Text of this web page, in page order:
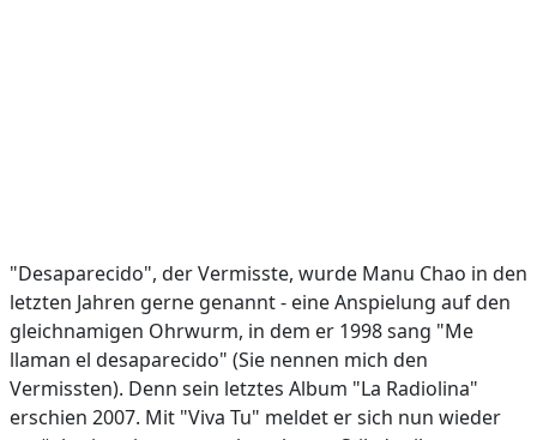
"Desaparecido", der Vermisste, wurde Manu Chao in den
letzten Jahren gerne genannt - eine Anspielung auf den
gleichnamigen Ohrwurm, in dem er 1998 sang "Me
llaman el desaparecido" (Sie nennen mich den
Vermissten). Denn sein letztes Album "La Radiolina"
erschien 2007. Mit "Viva Tu" meldet er sich nun wieder